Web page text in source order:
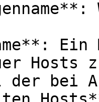
Hosts